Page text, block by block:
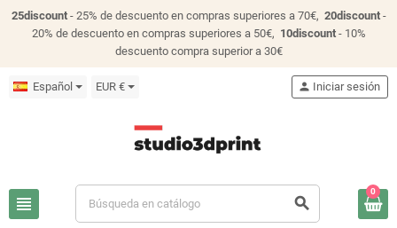
25discount- 25% de descuento en compras superiores a 70€, 20discount-
20% de descuento en compras superiores a 50€, 10discount- 10%
descuento compra superior a 30€
Español EUR €
view_headline search
person Iniciar sesión
0